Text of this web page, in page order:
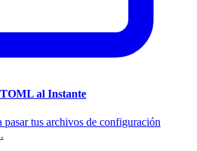
al Instante
pasar tus archivos de configuración